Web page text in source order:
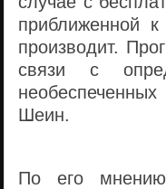
приближенной
производит.
связи с
Шеин.
По его